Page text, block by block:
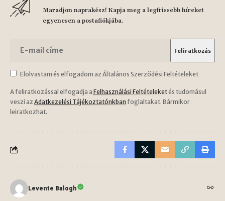
Maradjon naprakész! Kapja meg a legfrissebb híreket
egyenesen a postafiókjába.
Elolvastam és elfogadom az Általános Szerződési Feltételeket
A feliratkozással elfogadja a Felhasználási Feltételeketés tudomásul
veszi az Adatkezelési Tájékoztatónkban foglaltakat. Bármikor
leiratkozhat.
Levente Balogh